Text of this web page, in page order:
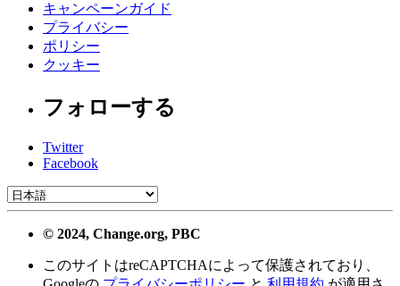
キャンペーンガイド
プライバシー
ポリシー
クッキー
フォローする
Twitter
Facebook
© 2024, Change.org, PBC
このサイトはreCAPTCHAによって保護されており、